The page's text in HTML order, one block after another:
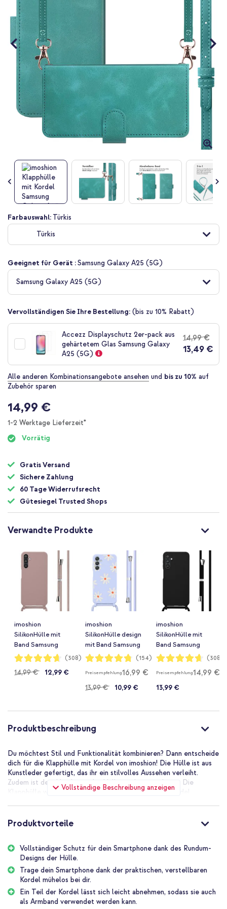
Zum
Anfang
Bildgalerie
Farbauswahl: Türkis
Türkis
Geeignet für Gerät :Samsung Galaxy A25 (5G)
Samsung Galaxy A25 (5G)
Vervollständigen Sie Ihre Bestellung: (bis zu 10% Rabatt)
Accezz Displayschutz 2er-pack aus
gehärtetem Glas Samsung Galaxy
A25 (5G)
14,99 €
13,49 €
Alle anderen Kombinationsangebote ansehen und bis zu 10% auf
Zubehör sparen
14,99 €
1-2 Werktage Lieferzeit*
Vorrätig
Gratis Versand
Sichere Zahlung
60 Tage Widerrufsrecht
Gütesiegel Trusted Shops
Verwandte Produkte
imoshion
SilikonHülle mit
Band Samsung
Galaxy A25 (5G) -
Bewertung:
93%
(308)
14,99 € 12,99 €
imoshion
SilikonHülle design
mit Band Samsung
Galaxy A25 (5G) -
Bewertung:
95%
(154)
Preisempfehlung16,99 €
13,99 € 10,99 €
imoshion
SilikonHülle mit
Band Samsung
Galaxy A25 (5G) -
Bewertung:
93%
(308)
Preisempfehlung14,99 €
13,99 €
Produktbeschreibung
Vollständige Beschreibung anzeigen
Du möchtest Stil und Funktionalität kombinieren? Dann entscheide
dich für die Klapphülle mit Kordel von imoshion! Die Hülle ist aus
Kunstleder gefertigt, das ihr ein stilvolles Aussehen verleiht.
Zudem ist dein Handy mit der Hülle rundum geschützt. Die
Klapphülle wird mit einer prakischen, verstellbaren Kordel
dein Handy als Crossbody oder mit der kürzeren Kordel am
nicht benutzen? Dank der Haken lässt sie sich leicht lösen. Die
Hülle bietet Platz für 3 Karten und Geldscheine, sodass du schnell
und einfach auf deine wichtigsten Karten zugreifen kannst.
Außerdem lässt sich die Hülle ganz einfach zu einem Standfuß
zusammenklappen, was besonders praktisch ist, wenn du lange
Gespräche führst oder dir ein Video oder ein Rezept ansiehst.
Produktvorteile
Vollständiger Schutz für dein Smartphone dank des Rundum-
Designs der Hülle.
Trage dein Smartphone dank der praktischen, verstellbaren
Kordel mühelos bei dir.
Ein Teil der Kordel lässt sich leicht abnehmen, sodass sie auch
als Armband verwendet werden kann.